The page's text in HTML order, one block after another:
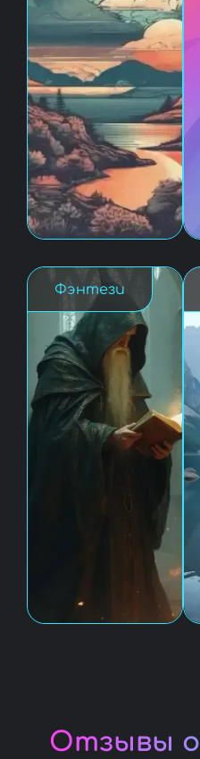
Фэнтези
Отзывы о